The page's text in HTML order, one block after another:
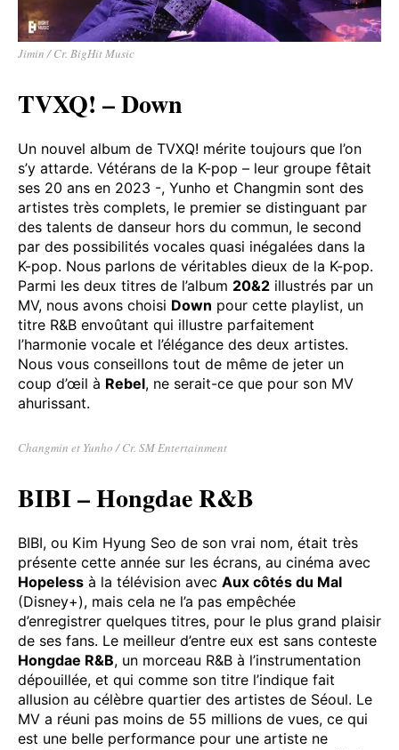
TVXQ! – Down
Un nouvel album de TVXQ! mérite toujours que l’on
s’y attarde. Vétérans de la K-pop – leur groupe fêtait
ses 20 ans en 2023 -, Yunho et Changmin sont des
artistes très complets, le premier se distinguant par
des talents de danseur hors du commun, le second
par des possibilités vocales quasi inégalées dans la
K-pop. Nous parlons de véritables dieux de la K-pop.
Parmi les deux titres de l’album20&2 illustrés par un
MV, nous avons choisi Downpour cette playlist, un
titre R&B envoûtant qui illustre parfaitement
Nous vous conseillons tout de même de jeter un
BIBI – Hongdae R&B
BIBI, ou Kim Hyung Seo de son vrai nom, était très
présente cette année sur les écrans, au cinéma avec
Hopeless à la télévision avecAux côtés du Mal
(Disney+), mais cela ne l’a pas empêchée
d’enregistrer quelques titres, pour le plus grand plaisir
de ses fans. Le meilleur d’entre eux est sans conteste
Hongdae R&B, un morceau R&B à l’instrumentation